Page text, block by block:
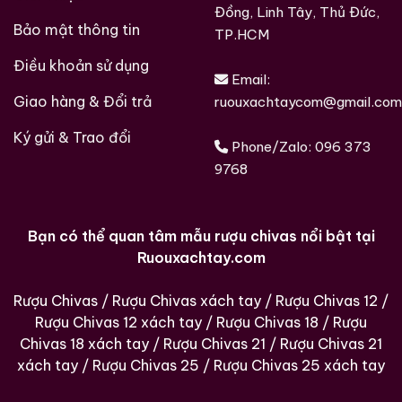
đường (sugar maple charcoal), kéo dài nhiều ngày.
Quy trình này giúp loại bỏ các tạp chất thô, làm mềm
cấu trúc rượu và tạo nên cảm giác mượt mà đặc
trưng. Sau đó, rượu được ủ trong thùng gỗ sồi Mỹ mới,
ở Lynchburg.
Rượu có màu hổ phách đậm, ánh vàng nâu, phản
chiếu sắc caramel và gỗ sồi cháy.
Hương thơm
Hương mũi mở ra với vani, caramel và đường nâu. Tiếp
theo là mùi chuối chín nhẹ, gỗ sồi nướng và chút khói
Bảo mật thông tin
Điều khoản sử dụng
Giao hàng & Đổi trả
Ký gửi & Trao đổi
Đồng, Linh Tây, Thủ Đức,
TP.HCM
Email:
ruouxachtaycom@gmail.com
Phone/Zalo: 096 373
9768
Bạn có thể quan tâm mẫu rượu chivas nổi bật tại
Ruouxachtay.com
Rượu Chivas / Rượu Chivas xách tay / Rượu Chivas 12 /
Rượu Chivas 12 xách tay / Rượu Chivas 18 / Rượu
Chivas 18 xách tay / Rượu Chivas 21 / Rượu Chivas 21
xách tay / Rượu Chivas 25 / Rượu Chivas 25 xách tay